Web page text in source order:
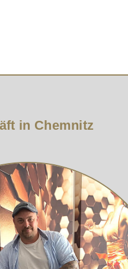
in Chemnitz